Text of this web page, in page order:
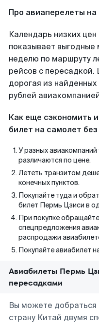
Про авиаперелеты
Календарь низких
показывает
неделю по маршруту
рейсов с пересадкой.
дорогая из
рублей
Как еще сэкономить
билет на самолет
У разных авиакомпаний
различаются по цене.
Лететь транзитом
конечных пунктов.
Покупайте туда и
билет Пермь Цзиси в
При покупке
спецпредложения
распродажи
Покупайте авиабилет
Авиабилеты Пермь
пересадками
Вы можете
страну Китай двумя